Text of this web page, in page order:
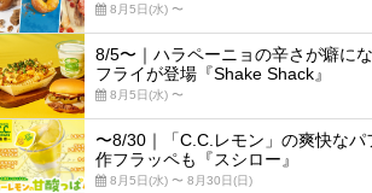
8月5日(水) 〜
8/5〜｜ハラペーニョの辛さが癖に
フライが登場『Shake Shack』
8月5日(水) 〜
〜8/30｜「C.C.レモン」の爽快な
作フラッペも『スシロー』
8月5日(水) 〜 8月30日(日)